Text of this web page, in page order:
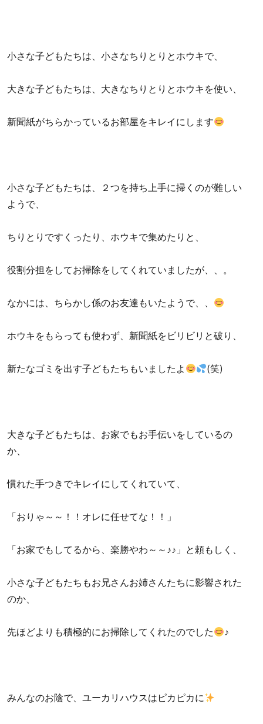
小さな子どもたちは、小さなちりとりとホウキで、
大きな子どもたちは、大きなちりとりとホウキを使い、
新聞紙がちらかっているお部屋をキレイにします
小さな子どもたちは、２つを持ち上手に掃くのが難しい
ようで、
ちりとりですくったり、ホウキで集めたりと、
役割分担をしてお掃除をしてくれていましたが、、。
なかには、ちらかし係のお友達もいたようで、、
ホウキをもらっても使わず、新聞紙をビリビリと破り、
新たなゴミを出す子どもたちもいましたよ (笑)
大きな子どもたちは、お家でもお手伝いをしているの
か、
慣れた手つきでキレイにしてくれていて、
「おりゃ～～！！オレに任せてな！！」
「お家でもしてるから、楽勝やわ～～♪♪」と頼もしく、
小さな子どもたちもお兄さんお姉さんたちに影響された
のか、
先ほどよりも積極的にお掃除してくれたのでした ♪
みんなのお陰で、ユーカリハウスはピカピカに